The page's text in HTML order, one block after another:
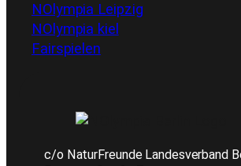
NOlympia Leipzig
NOlympia kiel
Fairspielen
c/o NaturFreunde Landesverband